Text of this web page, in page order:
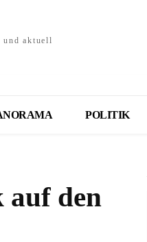
aktuell
POLITIK
auf den